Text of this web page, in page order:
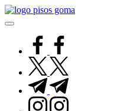
Saltar
al
facebook.com
twitter.com
t.me
instagram.com